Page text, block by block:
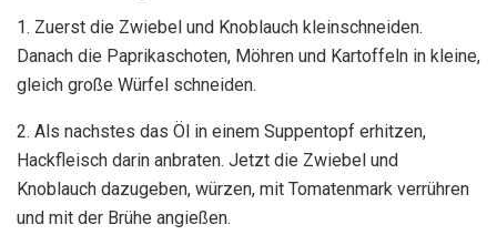
1. Zuerst die Zwiebel und Knoblauch kleinschneiden.
Danach die Paprikaschoten, Möhren und Kartoffeln in kleine,
gleich große Würfel schneiden.
2. Als nachstes das Öl in einem Suppentopf erhitzen,
Hackfleisch darin anbraten. Jetzt die Zwiebel und
Knoblauch dazugeben, würzen, mit Tomatenmark verrühren
und mit der Brühe angießen.